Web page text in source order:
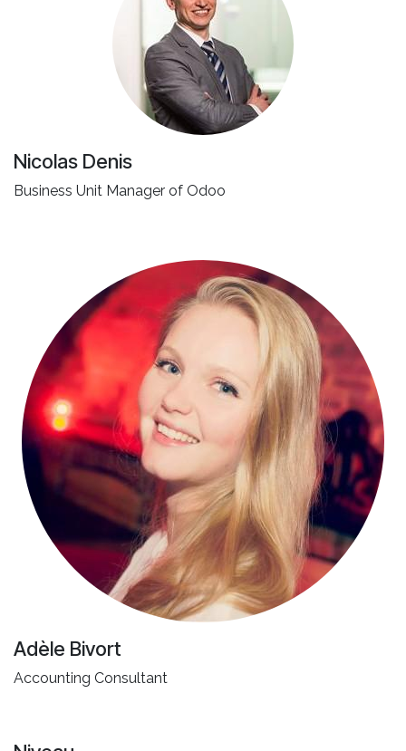
Nicolas Denis
Business Unit Manager of Odoo
Adèle Bivort
Accounting Consultant